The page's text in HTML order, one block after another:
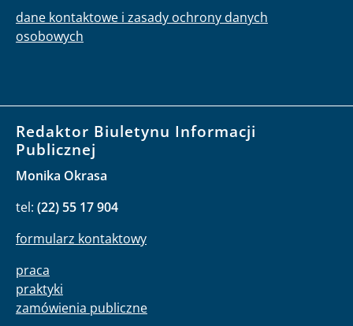
dane kontaktowe i zasady ochrony danych
osobowych
Redaktor Biuletynu Informacji
Publicznej
Monika Okrasa
tel: (22) 55 17 904
formularz kontaktowy
praca
praktyki
zamówienia publiczne